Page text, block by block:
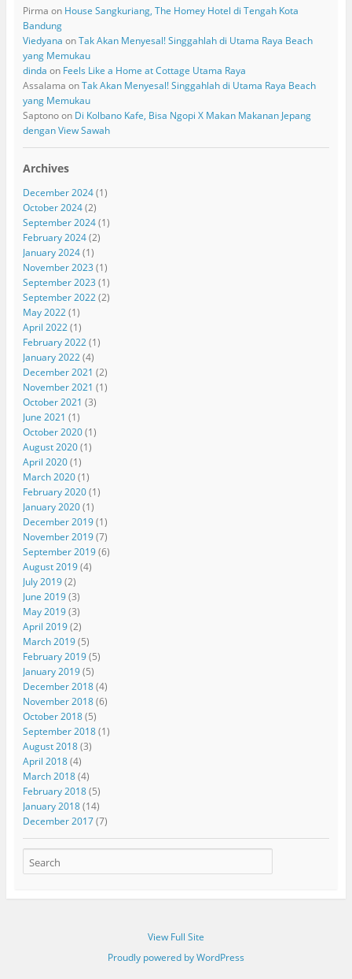
Pirma on House Sangkuriang, The Homey Hotel di Tengah Kota
Bandung
Viedyana onTak Akan Menyesal! Singgahlah di Utama Raya Beach
yang Memukau
dinda on Feels Like a Home at Cottage Utama Raya
Assalama onTak Akan Menyesal! Singgahlah di Utama Raya Beach
yang Memukau
Saptonoon Di Kolbano Kafe, Bisa Ngopi X Makan Makanan Jepang
dengan View Sawah
Archives
December 2024(1)
October 2024(2)
September 2024(1)
February 2024(2)
January 2024(1)
November 2023 (1)
September 2023 (1)
September 2022(2)
May 2022(1)
April 2022(1)
February 2022(1)
January 2022(4)
December 2021 (2)
November 2021 (1)
October 2021 (3)
June 2021 (1)
October 2020(1)
August 2020(1)
April 2020(1)
March 2020(1)
February 2020(1)
January 2020(1)
December 2019(1)
November 2019(7)
September 2019(6)
August 2019(4)
July 2019(2)
June 2019(3)
May 2019(3)
April 2019(2)
March 2019(5)
February 2019(5)
January 2019(5)
December 2018(4)
November 2018(6)
October 2018(5)
September 2018(1)
August 2018(3)
April 2018(4)
March 2018(4)
February 2018(5)
January 2018(14)
December 2017(7)
View Full Site
Proudly powered by WordPress